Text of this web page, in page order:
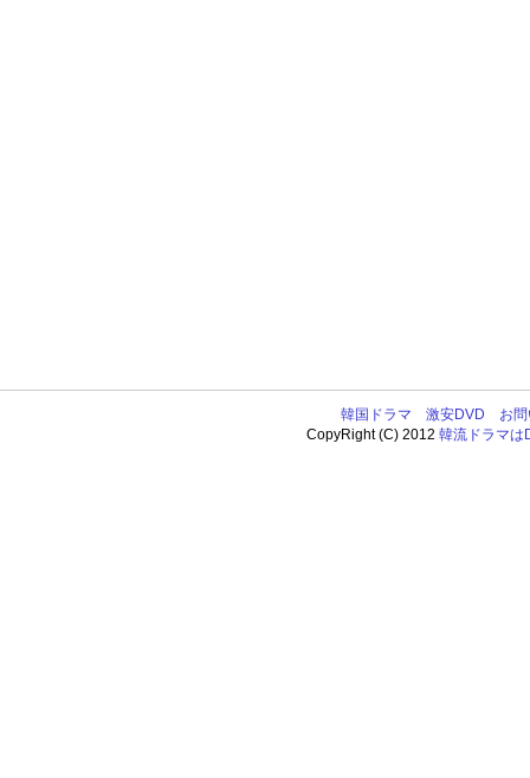
韓国ドラマ 激安DVD
お
CopyRight (C) 2012韓流ドラマは